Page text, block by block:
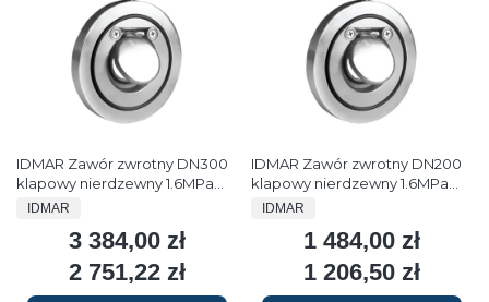
IDMAR Zawór zwrotny DN300
klapowy nierdzewny 1.6MPa
typ FAF2300
PRODUCENT
IDMAR
Cena
3 384,00 zł
Cena
2 751,22 zł
IDMAR Zawór zwrotny DN200
klapowy nierdzewny 1.6MPa
typ FAF2300
PRODUCENT
IDMAR
Cena
1 484,00 zł
Cena
1 206,50 zł